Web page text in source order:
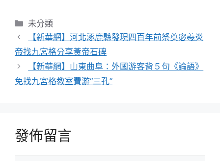
分
類
未分類
【新華網】河北涿鹿縣發現四百年前祭奠宓羲炎
帝找九宮格分享黃帝石碑
【新華網】山東曲阜：外國游客背５句《論語》
免找九宮格教室費游“三孔”
發佈留言